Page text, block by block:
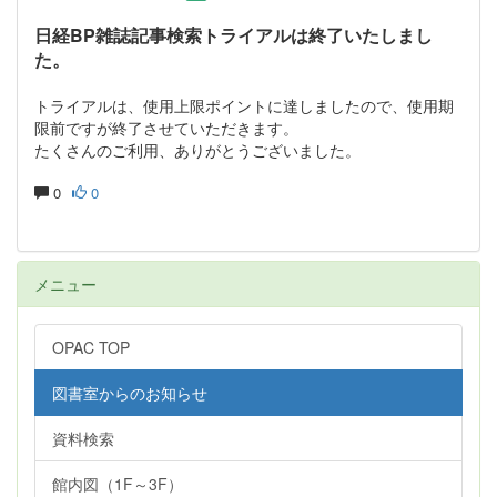
日経BP雑誌記事検索トライアルは終了いたしまし
た。
トライアルは、使用上限ポイントに達しましたので、使用期
限前ですが終了させていただきます。
たくさんのご利用、ありがとうございました。
0 0
メニュー
OPAC TOP
図書室からのお知らせ
資料検索
館内図（1F～3F）